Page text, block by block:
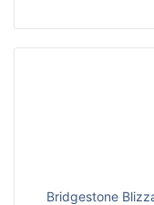
Bridgestone